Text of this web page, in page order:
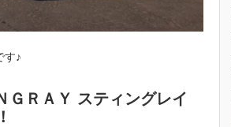
す♪
ＧＲＡＹ スティングレイ